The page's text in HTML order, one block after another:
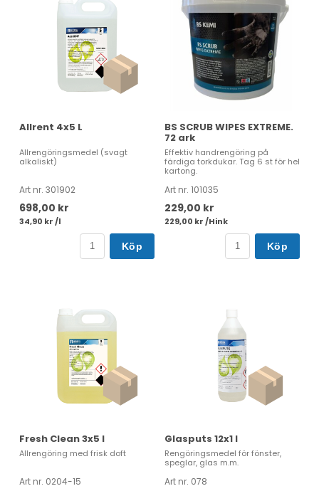
Allrent 4x5 L
Allrengöringsmedel (svagt
alkaliskt)
Art nr. 301902
698,00 kr
34,90 kr /l
Köp
BS SCRUB WIPES EXTREME.
72 ark
Effektiv handrengöring på
färdiga torkdukar. Tag 6 st för hel
kartong.
Art nr. 101035
229,00 kr
229,00 kr /Hink
Köp
Fresh Clean 3x5 l
Allrengöring med frisk doft
Art nr. 0204-15
Glasputs 12x1 l
Rengöringsmedel för fönster,
speglar, glas m.m.
Art nr. 078